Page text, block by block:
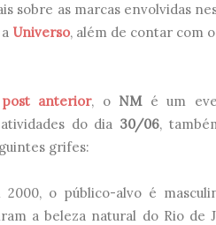
sobre as marcas envolvidas
Universo, além de contar com
anterior, o NMé um
do dia 30/06,
grifes:
2000, o público-alvo é
a beleza natural do Rio de